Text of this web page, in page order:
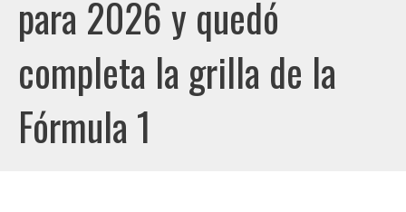
para 2026 y quedó
completa la grilla de la
Fórmula 1